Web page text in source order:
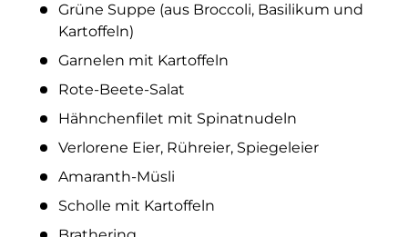
Grüne Suppe (aus Broccoli, Basilikum und
Kartoffeln)
Garnelen mit Kartoffeln
Rote-Beete-Salat
Hähnchenfilet mit Spinatnudeln
Verlorene Eier, Rühreier, Spiegeleier
Amaranth-Müsli
Scholle mit Kartoffeln